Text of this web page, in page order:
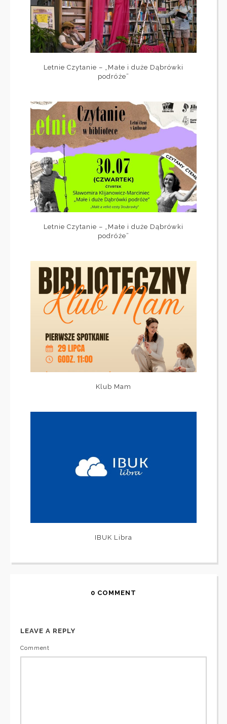
Letnie Czytanie – „Małe i duże Dąbrówki
podróże”
Letnie Czytanie – „Małe i duże Dąbrówki
podróże”
Klub Mam
IBUK Libra
0 COMMENT
LEAVE A REPLY
Comment